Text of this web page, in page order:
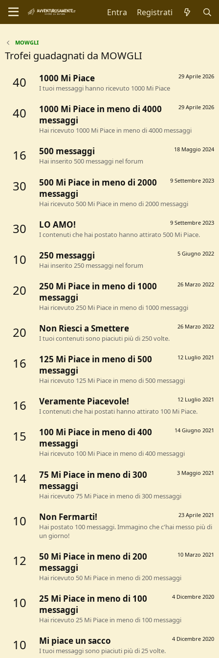
Entra Registrati
MOWGLI
Trofei guadagnati da MOWGLI
40 29 Aprile 2026
1000 Mi Piace
I tuoi messaggi hanno ricevuto 1000 Mi Piace
40 29 Aprile 2026
1000 Mi Piace in meno di 4000
messaggi
Hai ricevuto 1000 Mi Piace in meno di 4000 messaggi
16 18 Maggio 2024
500 messaggi
Hai inserito 500 messaggi nel forum
30 9 Settembre 2023
500 Mi Piace in meno di 2000
messaggi
Hai ricevuto 500 Mi Piace in meno di 2000 messaggi
30 9 Settembre 2023
LO AMO!
I contenuti che hai postato hanno attirato 500 Mi Piace.
10 5 Giugno 2022
250 messaggi
Hai inserito 250 messaggi nel forum
20 26 Marzo 2022
250 Mi Piace in meno di 1000
messaggi
Hai ricevuto 250 Mi Piace in meno di 1000 messaggi
20 26 Marzo 2022
Non Riesci a Smettere
I tuoi contenuti sono piaciuti più di 250 volte.
16 12 Luglio 2021
125 Mi Piace in meno di 500
messaggi
Hai ricevuto 125 Mi Piace in meno di 500 messaggi
16 12 Luglio 2021
Veramente Piacevole!
I contenuti che hai postati hanno attirato 100 Mi Piace.
15 14 Giugno 2021
100 Mi Piace in meno di 400
messaggi
Hai ricevuto 100 Mi Piace in meno di 400 messaggi
14 3 Maggio 2021
75 Mi Piace in meno di 300
messaggi
Hai ricevuto 75 Mi Piace in meno di 300 messaggi
10 23 Aprile 2021
Non Fermarti!
Hai postato 100 messaggi. Immagino che c'hai messo più di
un giorno!
12 10 Marzo 2021
50 Mi Piace in meno di 200
messaggi
Hai ricevuto 50 Mi Piace in meno di 200 messaggi
10 4 Dicembre 2020
25 Mi Piace in meno di 100
messaggi
Hai ricevuto 25 Mi Piace in meno di 100 messaggi
10 4 Dicembre 2020
Mi piace un sacco
I tuoi messaggi sono piaciuti più di 25 volte.